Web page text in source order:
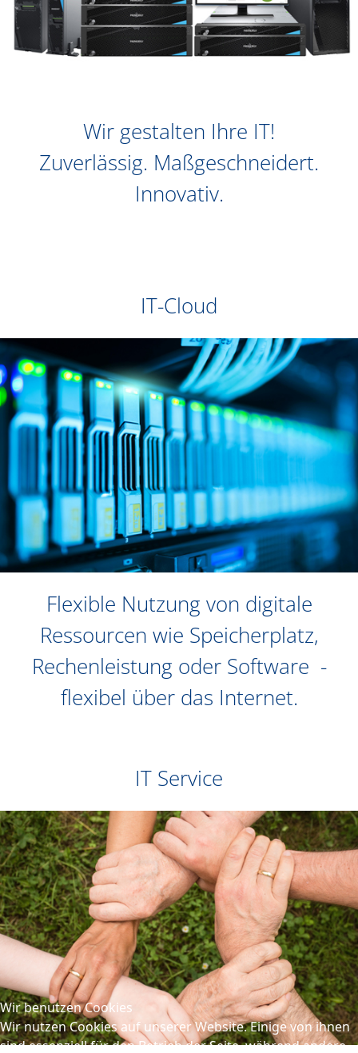
Wir gestalten Ihre IT!
Zuverlässig. Maßgeschneidert.
Innovativ.
IT-Cloud
Flexible Nutzung von digitale
Ressourcen wie Speicherplatz,
Rechenleistung oder Software -
flexibel über das Internet.
IT Service
Wir benutzen Cookies
Wir nutzen Cookies auf unserer Website. Einige von ihnen
sind essenziell für den Betrieb der Seite, während andere